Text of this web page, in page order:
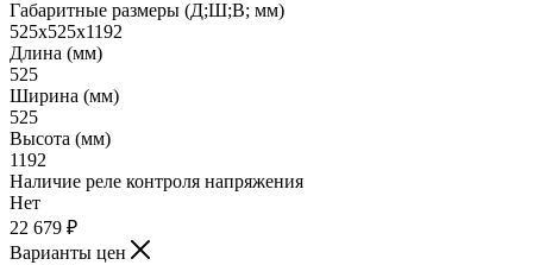
Габаритные размеры (Д;Ш;В; мм)
525х525х1192
Длина (мм)
525
Ширина (мм)
525
Высота (мм)
1192
Наличие реле контроля напряжения
Нет
22 679 ₽
Варианты цен